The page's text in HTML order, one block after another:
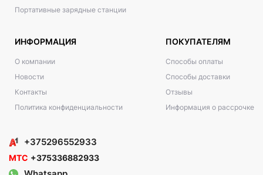
Портативные зарядные станции
ИНФОРМАЦИЯ
О компании
Новости
Контакты
Политика конфиденциальности
ПОКУПАТЕЛЯМ
Способы оплаты
Способы доставки
Отзывы
Информация о рассрочке
+375296552933
МТС +375336882933